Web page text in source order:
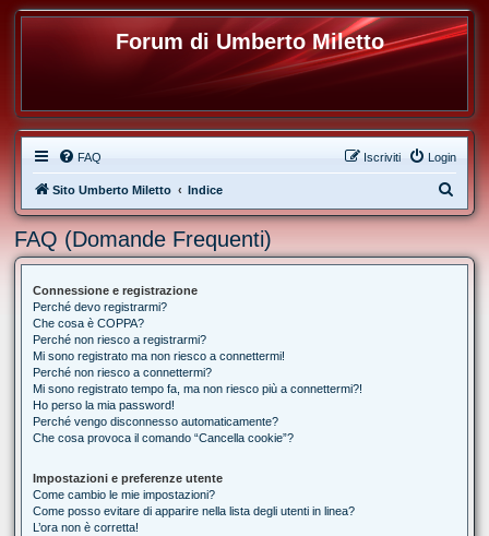
Forum di Umberto Miletto
FAQ Login
Iscriviti
Sito Umberto Miletto Indice
e
c
FAQ (Domande Frequenti)
Connessione e registrazione
Perché devo registrarmi?
Che cosa è COPPA?
Perché non riesco a registrarmi?
Mi sono registrato ma non riesco a connettermi!
Perché non riesco a connettermi?
Mi sono registrato tempo fa, ma non riesco più a connettermi?!
Ho perso la mia password!
Perché vengo disconnesso automaticamente?
Che cosa provoca il comando “Cancella cookie”?
Impostazioni e preferenze utente
Come cambio le mie impostazioni?
Come posso evitare di apparire nella lista degli utenti in linea?
L’ora non è corretta!